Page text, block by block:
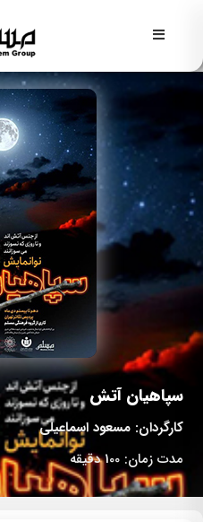
غدیر
مسلمی‌ها
پیش از
مسلم
سپاهیان آتش
کارگردان:مسعود اسماعیلی
مدت زمان:100 دقیقه